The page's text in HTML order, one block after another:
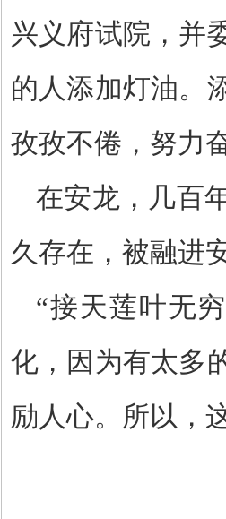
兴义府试院，并
的人添加灯油。
孜孜不倦，努力
在安龙，几百
久存在，被融进
“接天莲叶无
化，因为有太多
励人心。所以，